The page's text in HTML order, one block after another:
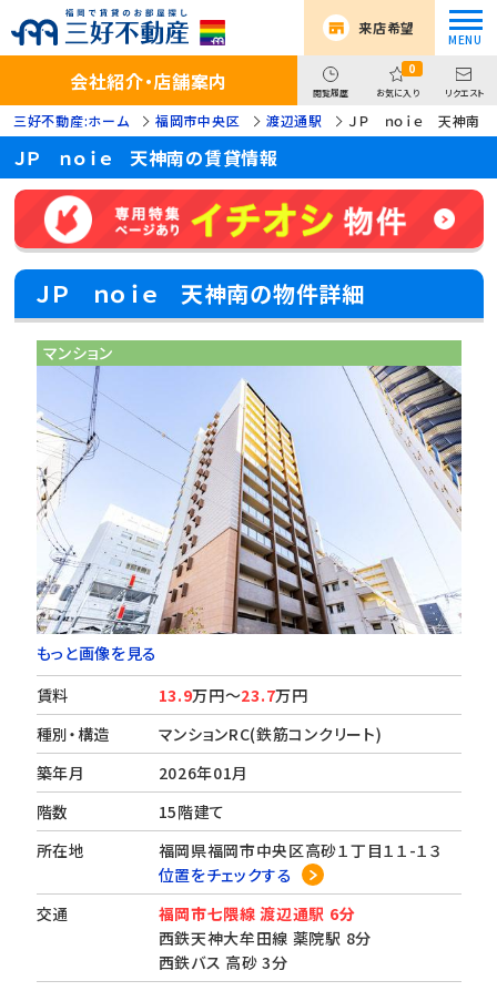
来店希望
会社紹介・店舗案内 閲覧履歴
0
お気に入り リクエスト
三好不動産:ホーム 福岡市中央区 渡辺通駅 ＪＰ ｎｏｉｅ 天神南
ＪＰ ｎｏｉｅ 天神南の賃貸情報
ＪＰ ｎｏｉｅ 天神南の物件詳細
マンション
もっと画像を見る
賃料
13.9万円～23.7万円
種別・構造
マンションRC(鉄筋コンクリート)
築年月
2026年01月
階数
15階建て
所在地
福岡県福岡市中央区高砂１丁目１１-１３
位置をチェックする
交通
福岡市七隈線 渡辺通駅 6分
西鉄天神大牟田線 薬院駅 8分
西鉄バス 高砂 3分